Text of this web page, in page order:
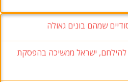
שמהם בונים גאולה
ישראל ממשיכה בהפסקת